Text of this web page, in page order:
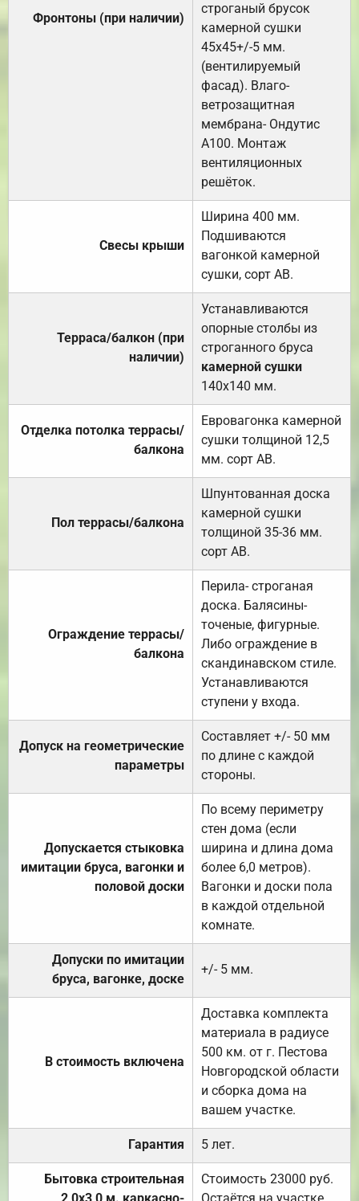
Фронтоны (при наличии)
строганый брусок
камерной сушки
45х45+/-5 мм.
(вентилируемый
фасад). Влаго-
ветрозащитная
мембрана- Ондутис
А100. Монтаж
вентиляционных
решёток.
Свесы крыши
Ширина 400 мм.
Подшиваются
вагонкой камерной
сушки, сорт АВ.
Терраса/балкон (при
наличии)
Устанавливаются
опорные столбы из
строганного бруса
камерной сушки
140х140 мм.
Отделка потолка террасы/
балкона
Евровагонка камерной
сушки толщиной 12,5
мм. сорт АВ.
Пол террасы/балкона
Шпунтованная доска
камерной сушки
толщиной 35-36 мм.
сорт АВ.
Ограждение террасы/
балкона
Перила- строганая
доска. Балясины-
точеные, фигурные.
Либо ограждение в
скандинавском стиле.
Устанавливаются
ступени у входа.
Допуск на геометрические
параметры
Составляет +/- 50 мм
по длине с каждой
стороны.
Допускается стыковка
имитации бруса, вагонки и
половой доски
По всему периметру
стен дома (если
ширина и длина дома
более 6,0 метров).
Вагонки и доски пола
в каждой отдельной
комнате.
Допуски по имитации
бруса, вагонке, доске
+/- 5 мм.
В стоимость включена
Доставка комплекта
материала в радиусе
500 км. от г. Пестова
Новгородской области
и сборка дома на
вашем участке.
Гарантия 5 лет.
Бытовка строительная
Стоимость 23000 руб.